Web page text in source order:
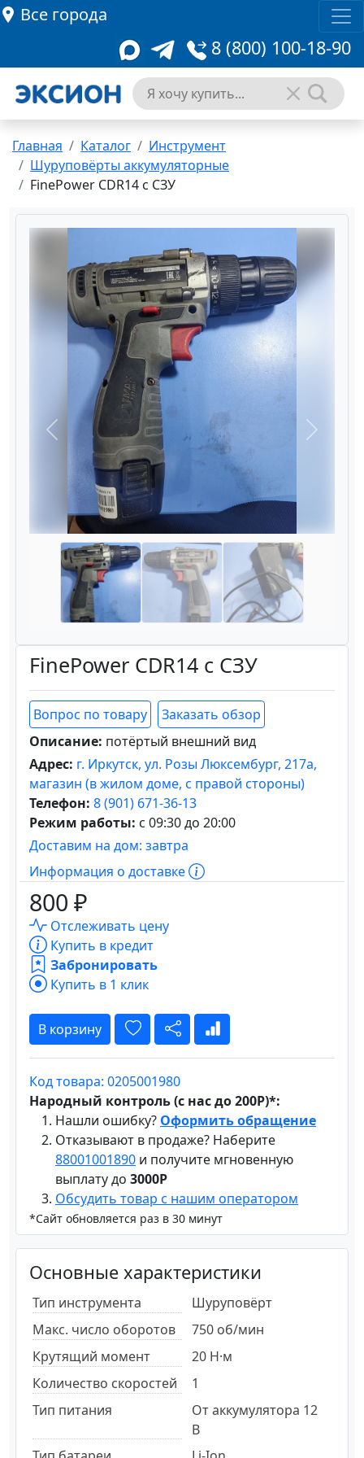
Все города
8 (800) 100-18-90
Главная Каталог
Инструмент
Шуруповёрты аккумуляторные
FinePower CDR14 с СЗУ
Назад Вперёд
FinePower CDR14 с СЗУ
Вопрос по товару
Заказать обзор
Описание: потёртый внешний вид
Адрес: г. Иркутск, ул. Розы Люксембург, 217а,
магазин (в жилом доме, с правой стороны)
Телефон: 8 (901) 671-36-13
Режим работы: с 09:30 до 20:00
Доставим на дом: завтра
Информация о доставке
800 ₽
Отслеживать цену
Купить в кредит
Забронировать
Купить в 1 клик
В корзину
Код товара: 0205001980
Народный контроль (с нас до 200Р)*:
Нашли ошибку? Оформить обращение
Отказывают в продаже? Наберите
88001001890 и получите мгновенную
выплату до 3000Р
Обсудить товар с нашим оператором
*Сайт обновляется раз в 30 минут
Основные характеристики
Тип инструмента
Шуруповёрт
Макс. число оборотов
750 об/мин
Крутящий момент
20 Н·м
Количество скоростей
1
Тип питания
От аккумулятора 12
В